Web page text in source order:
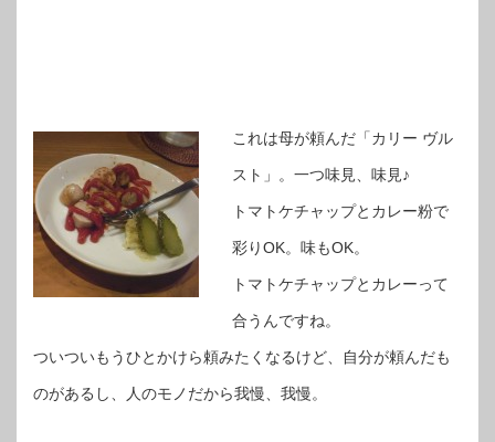
これは母が頼んだ「カリー ヴル
スト」。一つ味見、味見♪
トマトケチャップとカレー粉で
彩りOK。味もOK。
トマトケチャップとカレーって
合うんですね。
ついついもうひとかけら頼みたくなるけど、自分が頼んだも
のがあるし、人のモノだから我慢、我慢。